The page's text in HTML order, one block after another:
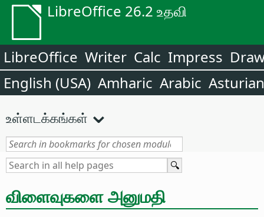
LibreOffice 26.2 உதவி
LibreOffice Writer Calc Impress
English (USA) Amharic Arabic Asturian
உள்ளடக்கங்கள்
விளைவுகளை அனுமதி